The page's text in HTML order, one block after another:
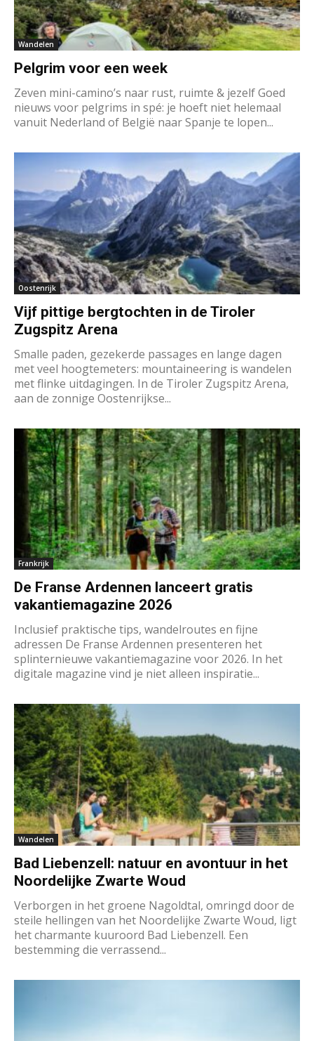
Wandelen
Pelgrim voor een week
Zeven mini-camino’s naar rust, ruimte & jezelf Goed
nieuws voor pelgrims in spé: je hoeft niet helemaal
vanuit Nederland of België naar Spanje te lopen...
Oostenrijk
Vijf pittige bergtochten in de Tiroler
Zugspitz Arena
Smalle paden, gezekerde passages en lange dagen
met veel hoogtemeters: mountaineering is wandelen
met flinke uitdagingen. In de Tiroler Zugspitz Arena,
aan de zonnige Oostenrijkse...
Frankrijk
De Franse Ardennen lanceert gratis
vakantiemagazine 2026
Inclusief praktische tips, wandelroutes en fijne
adressen De Franse Ardennen presenteren het
splinternieuwe vakantiemagazine voor 2026. In het
digitale magazine vind je niet alleen inspiratie...
Wandelen
Bad Liebenzell: natuur en avontuur in het
Noordelijke Zwarte Woud
Verborgen in het groene Nagoldtal, omringd door de
steile hellingen van het Noordelijke Zwarte Woud, ligt
het charmante kuuroord Bad Liebenzell. Een
bestemming die verrassend...